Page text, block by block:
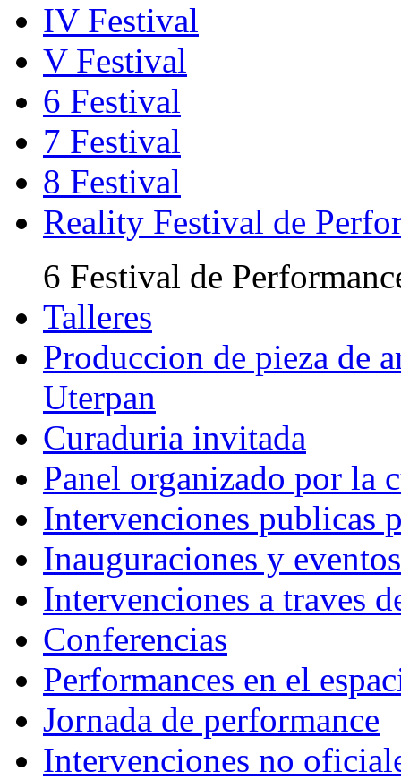
IV Festival
V Festival
6 Festival
7 Festival
8 Festival
Reality Festival de
6 Festival de
Talleres
Produccion de pieza de
Uterpan
Curaduria invitada
Panel organizado por la
Intervenciones publicas
Inauguraciones y eventos
Intervenciones a traves
Conferencias
Performances en el
Jornada de performance
Intervenciones no